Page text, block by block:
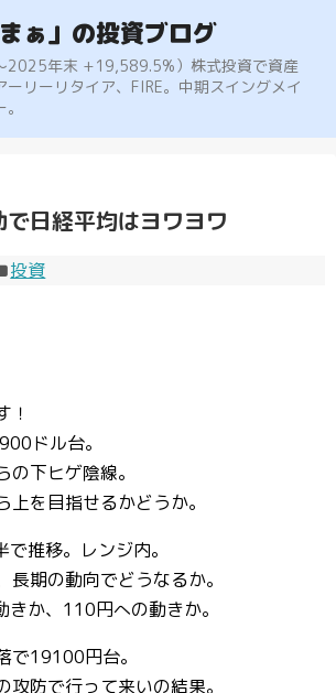
ぁ」の投資ブログ
2025年末 +19,589.5%）株式投資で資産
リーリタイア、FIRE。中期スイングメイ
日経平均はヨワヨワ
投資
！
ドル台。
下ヒゲ陰線。
を目指せるかどうか。
推移。レンジ内。
長期の動向でどうなるか。
か、110円への動きか。
で19100円台。
防で行って来いの結果。